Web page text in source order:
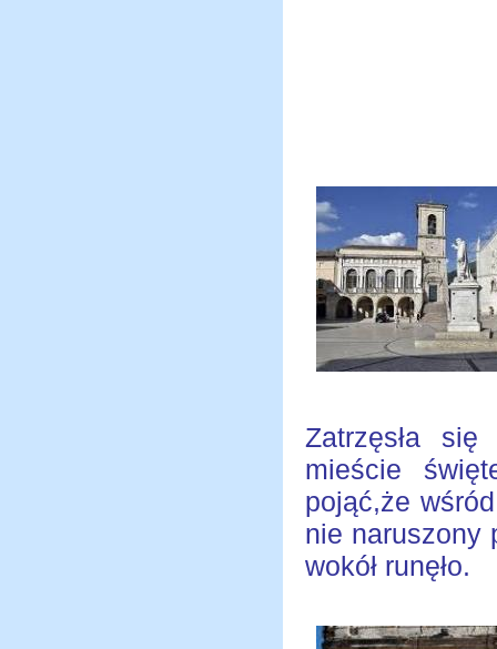
Zatrzęsła
mieście
pojąć,że
nie naruszony
wokół runęło.